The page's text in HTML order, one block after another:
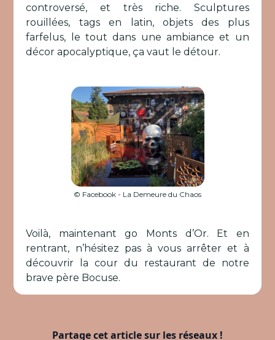
controversé, et très riche. Sculptures
rouillées, tags en latin, objets des plus
farfelus, le tout dans une ambiance et un
décor apocalyptique, ça vaut le détour.
© Facebook - La Demeure du Chaos
Voilà, maintenant go Monts d’Or. Et en
rentrant, n’hésitez pas à vous arrêter et à
découvrir la cour du restaurant de notre
brave père Bocuse.
Partage cet article sur les réseaux !